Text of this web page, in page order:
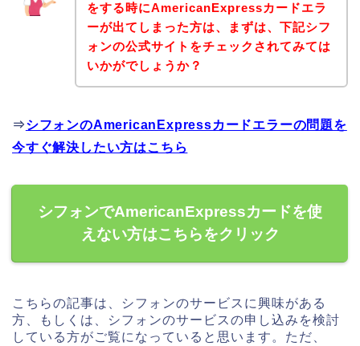
をする時にAmericanExpressカードエラ
ーが出てしまった方は、まずは、下記シフ
ォンの公式サイトをチェックされてみては
いかがでしょうか？
⇒シフォンのAmericanExpressカードエラーの問題を
今すぐ解決したい方はこちら
シフォンでAmericanExpressカードを使
えない方はこちらをクリック
こちらの記事は、シフォンのサービスに興味がある
方、もしくは、シフォンのサービスの申し込みを検討
している方がご覧になっていると思います。ただ、